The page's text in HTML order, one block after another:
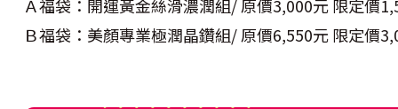
Ａ福袋：開運黃金絲滑濃潤組/ 原價3,000元 限定價
Ｂ福袋：美顏專業極潤晶鑽組/ 原價6,550元 限定價